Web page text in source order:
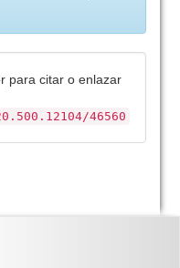
para citar o enlazar
46560